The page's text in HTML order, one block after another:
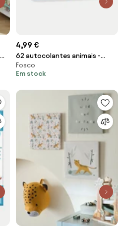
4,99 €
62 autocolantes animais -
DJECO azul
Fosco
Em stock